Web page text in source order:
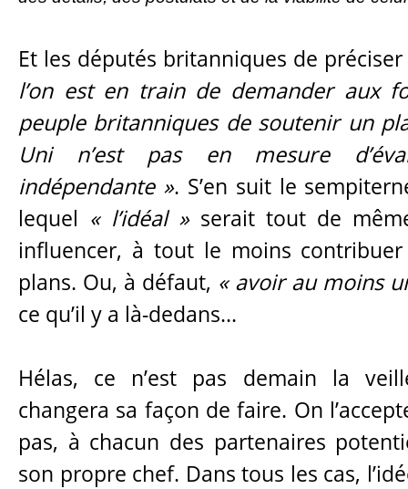
Et les députés britanniques de
l’on est en train de demander aux
peuple britanniques de soutenir un
Uni n’est pas en mesure
indépendante ». S’en suit le
lequel « l’idéal »serait tout de
influencer, à tout le moins contribuer
plans. Ou, à défaut, « avoir au moins
ce qu’il y a là-dedans...
Hélas, ce n’est pas demain la
changera sa façon de faire. On
pas, à chacun des partenaires
son propre chef. Dans tous les cas,